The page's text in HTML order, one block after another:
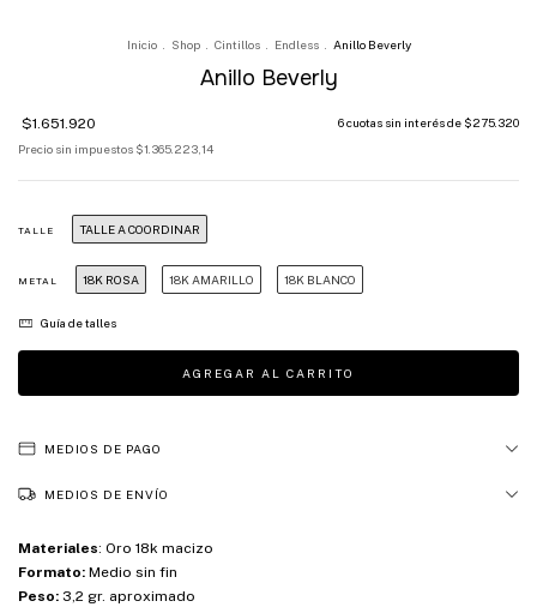
Inicio Shop Cintillos Endless Anillo Beverly
Anillo Beverly
$1.651.920 6cuotas sin interés de $275.320
Precio sin impuestos $1.365.223,14
TALLE TALLE A COORDINAR
METAL 18K ROSA 18K AMARILLO 18K BLANCO
Guía de talles
MEDIOS DE PAGO
MEDIOS DE ENVÍO
Materiales: Oro 18k macizo
Formato: Medio sin fin
Peso: 3,2 gr. aproximado